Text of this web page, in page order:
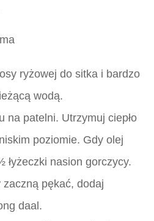
ryżowej do sitka i bardzo
wodą.
na patelni. Utrzymuj ciepło
poziomie. Gdy olej
łyżeczki nasion gorczycy.
pękać, dodaj
daal.